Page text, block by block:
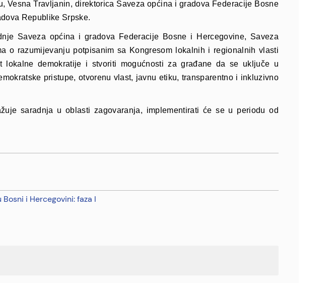
Travljanin, direktorica Saveza općina i gradova Federacije Bosne
Republike Srpske.
Saveza općina i gradova Federacije Bosne i Hercegovine, Saveza
o razumijevanju potpisanim sa Kongresom lokalnih i regionalnih vlasti
lokalne demokratije i stvoriti mogućnosti za građane da se uključe u
pristupe, otvorenu vlast, javnu etiku, transparentno i inkluzivno
saradnja u oblasti zagovaranja, implementirati će se u periodu od
i Hercegovini: faza I